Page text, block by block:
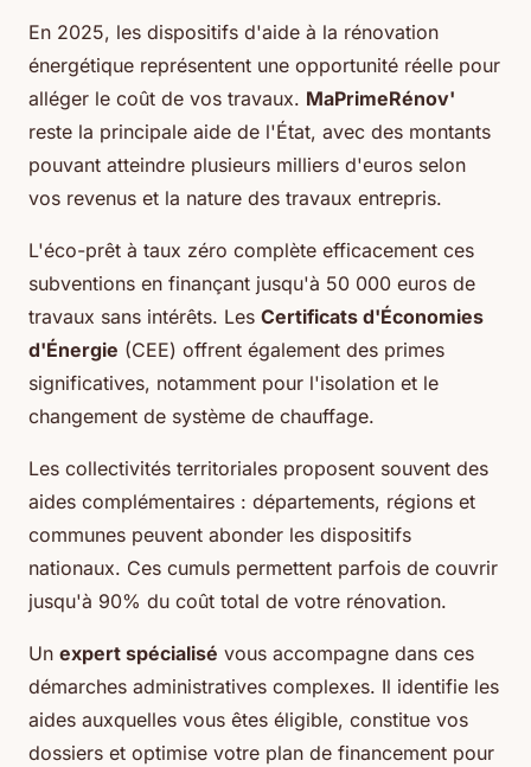
En 2025, les dispositifs d'aide à la rénovation
énergétique représentent une opportunité réelle pour
alléger le coût de vos travaux. MaPrimeRénov'
reste la principale aide de l'État, avec des montants
pouvant atteindre plusieurs milliers d'euros selon
vos revenus et la nature des travaux entrepris.
L'éco-prêt à taux zéro complète efficacement ces
subventions en finançant jusqu'à 50 000 euros de
travaux sans intérêts. Les Certificats d'Économies
d'Énergie (CEE) offrent également des primes
significatives, notamment pour l'isolation et le
changement de système de chauffage.
Les collectivités territoriales proposent souvent des
aides complémentaires : départements, régions et
communes peuvent abonder les dispositifs
nationaux. Ces cumuls permettent parfois de couvrir
jusqu'à 90% du coût total de votre rénovation.
Un expert spécialisé vous accompagne dans ces
démarches administratives complexes. Il identifie les
aides auxquelles vous êtes éligible, constitue vos
dossiers et optimise votre plan de financement pour